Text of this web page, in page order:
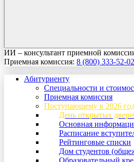
ИИ – консультант приемной
Приемная комиссия: 8 (800) 333-52-02
Абитуриенту
Специальности и
Приемная комиссия
Поступающему в 2026
День открытых
Основная
Расписание
Рейтинговые списки
Дом студентов
Образовательный